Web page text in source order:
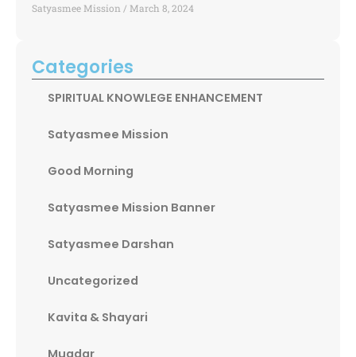
Satyasmee Mission March 8, 2024
Categories
SPIRITUAL KNOWLEGE ENHANCEMENT
Satyasmee Mission
Good Morning
Satyasmee Mission Banner
Satyasmee Darshan
Uncategorized
Kavita & Shayari